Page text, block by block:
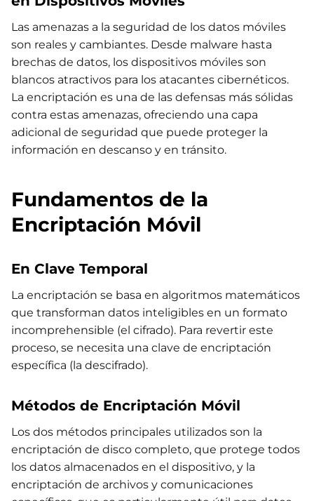
Las amenazas a la seguridad de los datos móviles
son reales y cambiantes. Desde malware hasta
brechas de datos, los dispositivos móviles son
blancos atractivos para los atacantes cibernéticos.
La encriptación es una de las defensas más sólidas
contra estas amenazas, ofreciendo una capa
adicional de seguridad que puede proteger la
información en descanso y en tránsito.
Fundamentos de la
Encriptación Móvil
En Clave Temporal
La encriptación se basa en algoritmos matemáticos
que transforman datos inteligibles en un formato
incomprehensible (el cifrado). Para revertir este
proceso, se necesita una clave de encriptación
específica (la descifrado).
Métodos de Encriptación Móvil
Los dos métodos principales utilizados son la
encriptación de disco completo, que protege todos
los datos almacenados en el dispositivo, y la
encriptación de archivos y comunicaciones